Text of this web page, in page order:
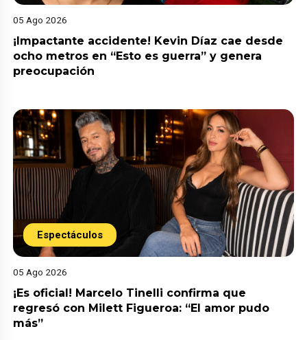
05 Ago 2026
¡Impactante accidente! Kevin Díaz cae desde
ocho metros en “Esto es guerra” y genera
preocupación
Espectáculos
05 Ago 2026
¡Es oficial! Marcelo Tinelli confirma que
regresó con Milett Figueroa: “El amor pudo
más”